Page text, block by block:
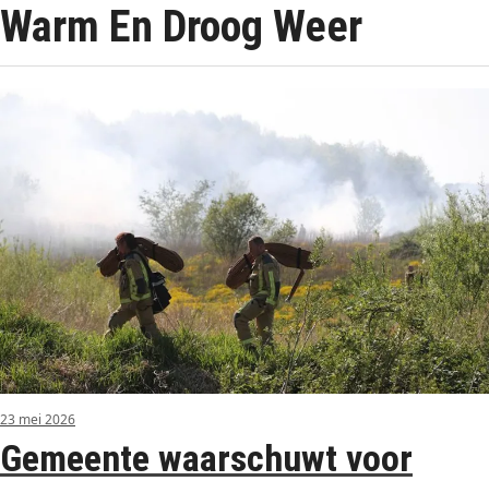
Warm En Droog Weer
23 mei 2026
Gemeente waarschuwt voor